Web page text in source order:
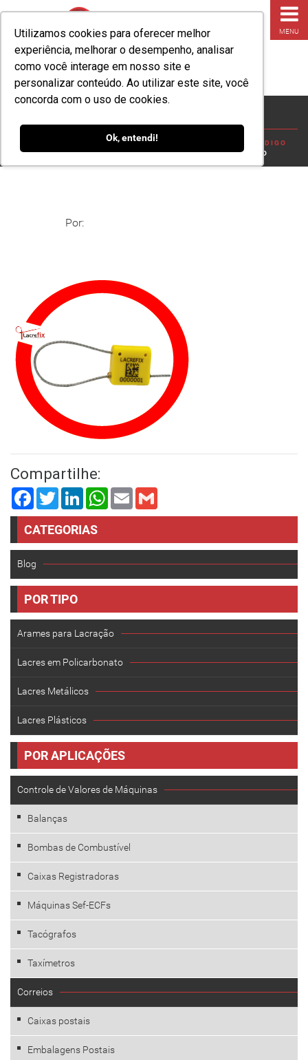
Utilizamos cookies para oferecer melhor
experiência, melhorar o desempenho, analisar
como você interage em nosso site e
personalizar conteúdo. Ao utilizar este site, você
concorda com o uso de cookies.
Ok, entendi!
MENU
CONHEÇA AS VANTAGENS DE UTILIZAR CÓDIGO
DE BARRAS EM LACRES DE SEGURANÇA»LACRE METÁLICO
Por:
Compartilhe:
FacebookTwitterLinkedInWhatsApp
Email
CATEGORIAS
Blog
POR TIPO
Arames para Lacração
Lacres em Policarbonato
Lacres Metálicos
Lacres Plásticos
POR APLICAÇÕES
Controle de Valores de Máquinas
Balanças
Bombas de Combustível
Caixas Registradoras
Máquinas Sef-ECFs
Tacógrafos
Taxímetros
Correios
Caixas postais
Embalagens Postais